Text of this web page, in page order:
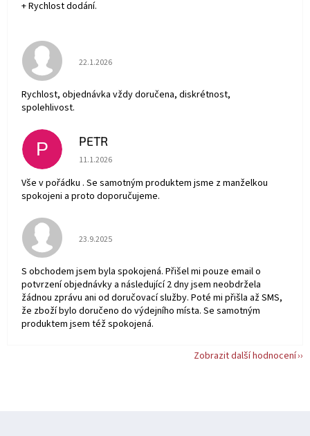
+ Rychlost dodání.
Hodnocení obchodu je 5 z 5 hvězdiček.
22.1.2026
Rychlost, objednávka vždy doručena, diskrétnost,
spolehlivost.
P PETR
Hodnocení obchodu je 5 z 5 hvězdiček.
11.1.2026
Vše v pořádku . Se samotným produktem jsme z manželkou
spokojeni a proto doporučujeme.
Hodnocení obchodu je 5 z 5 hvězdiček.
23.9.2025
S obchodem jsem byla spokojená. Přišel mi pouze email o
potvrzení objednávky a následující 2 dny jsem neobdržela
žádnou zprávu ani od doručovací služby. Poté mi přišla až SMS,
že zboží bylo doručeno do výdejního místa. Se samotným
produktem jsem též spokojená.
Zobrazit další hodnocení